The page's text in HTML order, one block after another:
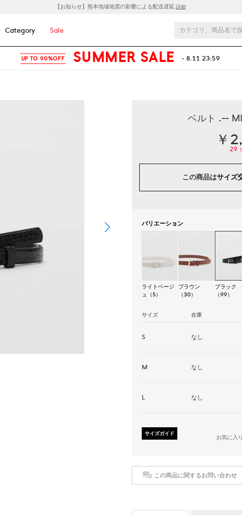
【お知らせ】熊本地域地震の影響による配送遅延 詳細
Category Sale
UP TO 90%OFF SUMMER SALE - 8.11 23:59
ベルト .--
￥29
この商品はサイズ
バリエーション
ライトベージ
ュ（5）
ブラウン
（30）
ブラック
（99）
サイズ 在庫
S なし
M なし
L なし
サイズガイド
お気に入
この商品に関するお問い合わせ